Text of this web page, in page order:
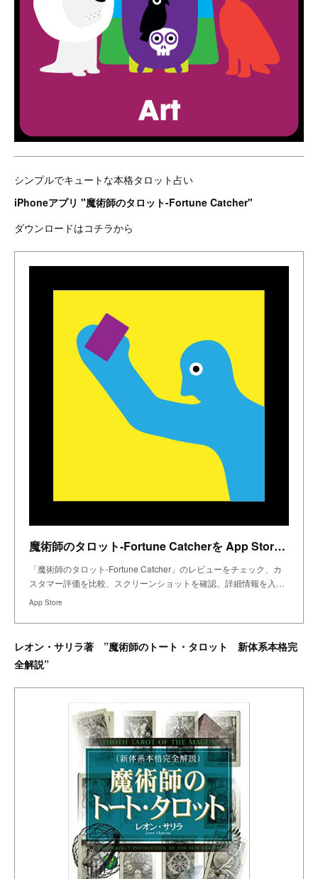
シンプルでキュートな本格タロット占い
iPhoneアプリ "魔術師のタロット-Fortune Catcher"
ダウンロードはコチラから
魔術師のタロット-Fortune Catcherを App Store で
「魔術師のタロット-Fortune Catcher」のレビューをチェック、カ
スタマー評価を比較、スクリーンショットを確認、詳細情報を入…
App Store
レオン・サリラ著 ”魔術師のトート・タロット 新体系本格完
全解説”